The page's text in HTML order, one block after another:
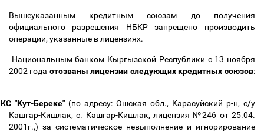
Вышеуказанным кредитным союзам до получения
официального разрешения НБКР запрещено производить
операции, указанные в лицензиях.
Национальным банком Кыргызской Республики с 13 ноября
2002 года отозваны лицензии следующих кредитных союзов:
КС "Кут-Береке" (по адресу: Ошская обл., Карасуйский р-н, с/у
Кашгар-Кишлак, с. Кашгар-Кишлак, лицензия №246 от 25.04.
2001г.,) за систематическое невыполнение и игнорирование